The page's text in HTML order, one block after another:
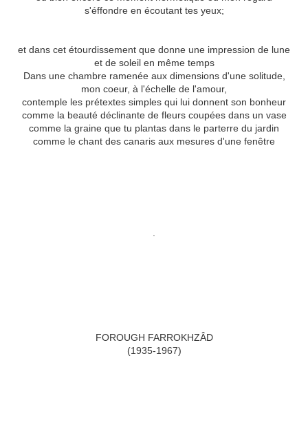
s'éffondre en écoutant tes yeux;
et dans cet étourdissement que donne une impression de lune
et de soleil en même temps
Dans une chambre ramenée aux dimensions d'une solitude,
mon coeur, à l'échelle de l'amour,
contemple les prétextes simples qui lui donnent son bonheur
comme la beauté déclinante de fleurs coupées dans un vase
comme la graine que tu plantas dans le parterre du jardin
comme le chant des canaris aux mesures d'une fenêtre
FOROUGH FARROKHZÂD
(1935-1967)